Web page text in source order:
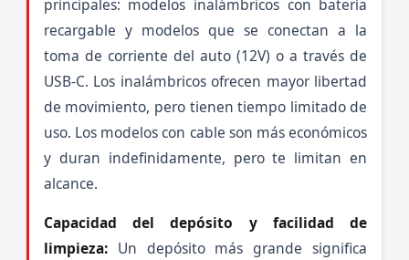
principales: modelos inalámbricos con batería
recargable y modelos que se conectan a la
toma de corriente del auto (12V) o a través de
USB-C. Los inalámbricos ofrecen mayor libertad
de movimiento, pero tienen tiempo limitado de
uso. Los modelos con cable son más económicos
y duran indefinidamente, pero te limitan en
alcance.
Capacidad del depósito y facilidad de
limpieza:Un depósito más grande significa